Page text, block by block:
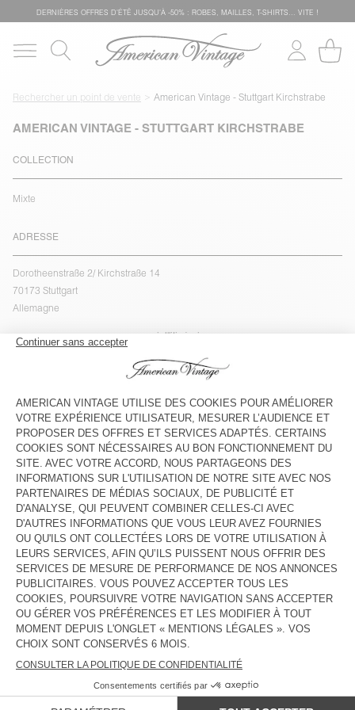
DERNIÈRES OFFRES D'ÉTÊ JUSQU'À -50% : ROBES, MAILLES, T-SHIRTS... VITE !
Rechercher un point de vente American Vintage - Stuttgart Kirchstrabe
AMERICAN VINTAGE - STUTTGART KIRCHSTRABE
COLLECTION
Mixte
ADRESSE
Dorotheenstraße 2/ Kirchstraße 14
70173 Stuttgart
Allemagne
voir l''itinéraire
Lundi
10:30 - 18:30
Mardi
10:30 - 18:30
Mercredi
10:30 - 18:30
Jeudi
10:30 - 18:30
Vendredi
10:30 - 18:30
Samedi
10:30 - 18:30
Dimanche
Fermé
CONTACT
Tél. :null
E-mail :contact@americanvintage-store.com
LANGUE :